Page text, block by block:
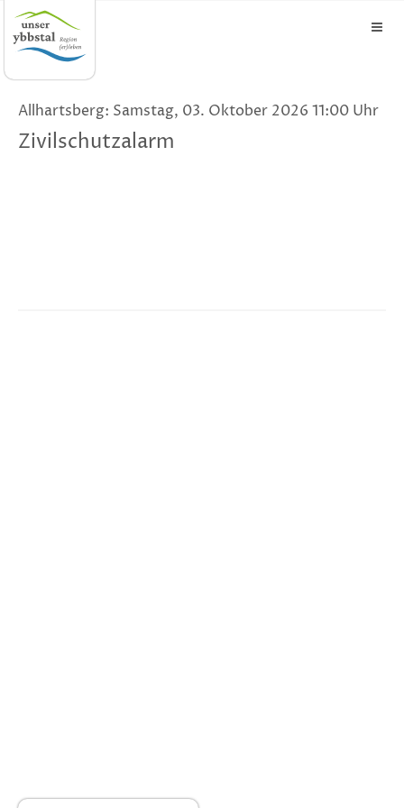
Allhartsberg: Samstag, 03. Oktober 2026 11:00 Uhr
Zivilschutzalarm